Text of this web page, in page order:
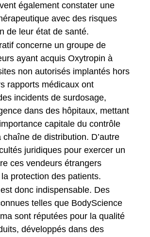
également constater une
avec des risques
de leur état de santé.
concerne un groupe de
ayant acquis Oxytropin à
non autorisés implantés hors
rapports médicaux ont
incidents de surdosage,
dans des hôpitaux, mettant
capitale du contrôle
de distribution. D’autre
juridiques pour exercer un
ces vendeurs étrangers
protection des patients.
donc indispensable. Des
telles que BodyScience
sont réputées pour la qualité
développés dans des